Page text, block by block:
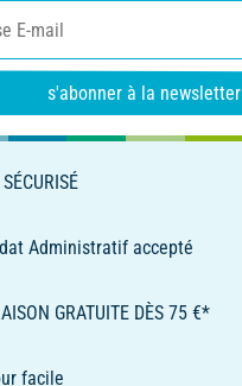
s'abonner à la newsletter
Administratif accepté
GRATUITE DÈS 75 €*
facile